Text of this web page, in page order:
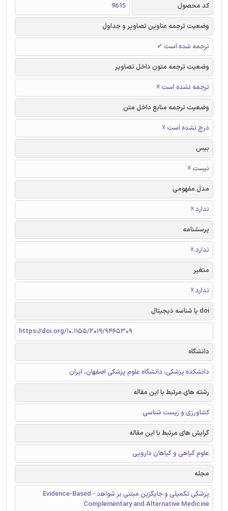
کد محصول
9615
وضعیت ترجمه عناوین تصاویر و جداول
ترجمه شده است ✓
وضعیت ترجمه متون داخل تصاویر
ترجمه نشده است ☓
وضعیت ترجمه منابع داخل متن
درج نشده است ☓
بیس
نیست ☓
مدل مفهومی
ندارد ☓
پرسشنامه
ندارد ☓
متغیر
ندارد ☓
doi یا شناسه دیجیتال
https://doi.org/10.1155/2019/9465309
دانشگاه
دانشکده پزشکی، دانشگاه علوم پزشکی اصفهان، ایران
رشته های مرتبط با این مقاله
کشاورزی و زیست شناسی
گرایش های مرتبط با این مقاله
علوم گیاهی و گیاهان دارویی
مجله
پزشکی تکمیلی و جایگزین مبتنی بر شواهد - Evidence-Based
Complementary and Alternative Medicine